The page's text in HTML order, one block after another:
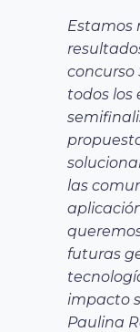
Estamos
concurso
todos los
las
futuras
impacto
Paulina